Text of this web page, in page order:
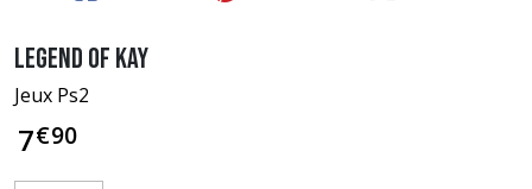
Legend of Kay
Jeux Ps2
7€90